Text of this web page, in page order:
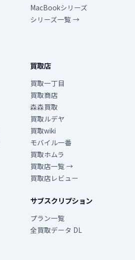
MacBookシリーズ
シリーズ一覧 →
買取店
買取一丁目
買取商店
森森買取
買取ルデヤ
買取wiki
モバイル一番
買取ホムラ
買取店一覧 →
買取店レビュー
サブスクリプション
プラン一覧
全買取データ DL